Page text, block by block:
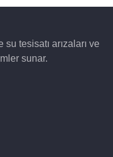
tesisatı arızaları ve
sunar.